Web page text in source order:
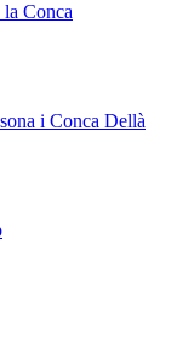
la Conca
i Conca Dellà